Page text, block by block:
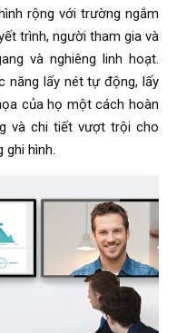
rộng với trường ngắm
trình, người tham gia và
và nghiêng linh hoạt.
năng lấy nét tự động, lấy
của họ một cách hoàn
và chi tiết vượt trội cho
ghi hình.